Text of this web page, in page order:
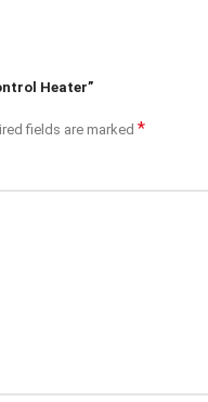
Heater”
fields are marked *